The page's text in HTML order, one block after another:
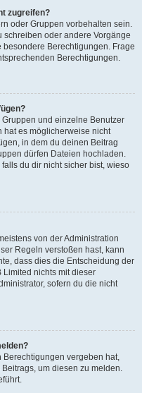
zugreifen?
oder Gruppen vorbehalten sein.
schreiben oder andere Vorgänge
Berechtigungen. Frage
Berechtigungen.
und einzelne Benutzer
hat es möglicherweise nicht
in dem du deinen Beitrag
dürfen Dateien hochladen.
du dir nicht sicher bist, wieso
von der Administration
Regeln verstoßen hast, kann
dass dies die Entscheidung der
nichts mit dieser
sofern du die nicht
vergeben hat,
um diesen zu melden.